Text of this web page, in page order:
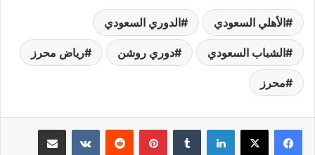
الأهلي السعودي الدوري السعودي
الشباب السعودي دوري روشن رياض محرز
محرز
لينكدإن بينتيريست